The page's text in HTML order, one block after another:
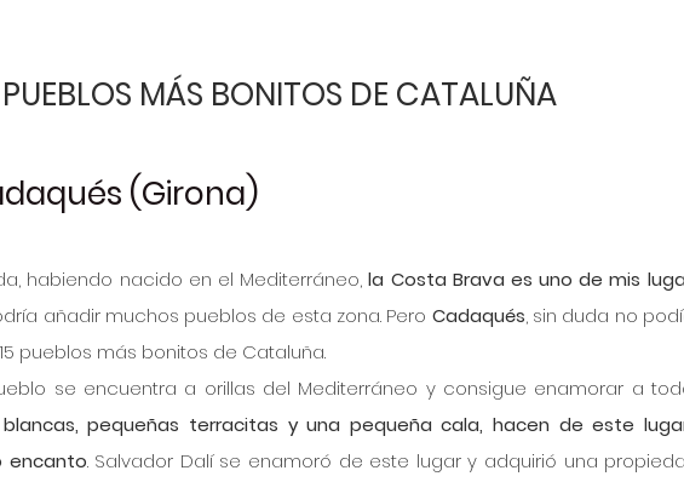
MÁS BONITOS DE CATALUÑA
(Girona)
habiendo nacido en el Mediterráneo, la Costa Brava es uno de mis
añadir muchos pueblos de esta zona. Pero Cadaqués, sin duda no
pueblos más bonitos de Cataluña.
se encuentra a orillas del Mediterráneo y consigue enamorar a
pequeñas terracitas y una pequeña cala, hacen de este
encanto. Salvador Dalí se enamoró de este lugar y adquirió una